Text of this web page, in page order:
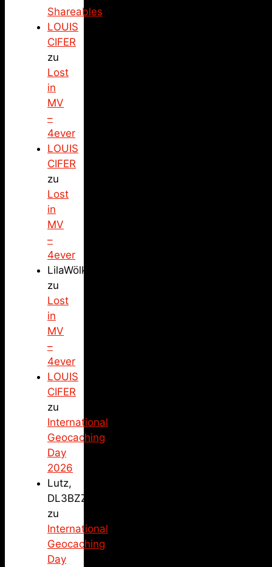
Shareables
LOUIS
CIFER
zu
Lost
in
MV
–
4ever
LOUIS
CIFER
zu
Lost
in
MV
–
4ever
LilaWölkchen
zu
Lost
in
MV
–
4ever
LOUIS
CIFER
zu
International
Geocaching
Day
2026
Lutz,
DL3BZZ
zu
International
Geocaching
Day